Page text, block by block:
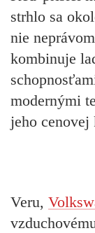
strhlo sa
nie
kombinuje
modernými
jeho cenovej
Veru,